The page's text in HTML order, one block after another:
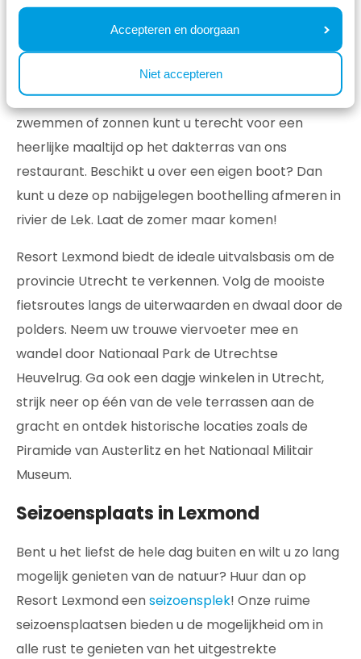
Accepteren en doorgaan
Niet accepteren
Voor de optimale vakantiebeleving biedt Resort
Lexmond een heerlijk buitenzwembad. Ook de
kleinsten kunnen zich tijdens een warme zomerdag
goed vermaken in het kinderbad. Na een middagje
zwemmen of zonnen kunt u terecht voor een
heerlijke maaltijd op het dakterras van ons
restaurant. Beschikt u over een eigen boot? Dan
kunt u deze op nabijgelegen boothelling afmeren in
rivier de Lek. Laat de zomer maar komen!
Resort Lexmond biedt de ideale uitvalsbasis om de
provincie Utrecht te verkennen. Volg de mooiste
fietsroutes langs de uiterwaarden en dwaal door de
polders. Neem uw trouwe viervoeter mee en
wandel door Nationaal Park de Utrechtse
Heuvelrug. Ga ook een dagje winkelen in Utrecht,
strijk neer op één van de vele terrassen aan de
gracht en ontdek historische locaties zoals de
Piramide van Austerlitz en het Nationaal Militair
Museum.
Seizoensplaats in Lexmond
Bent u het liefst de hele dag buiten en wilt u zo lang
mogelijk genieten van de natuur? Huur dan op
Resort Lexmond eenseizoensplek! Onze ruime
seizoensplaatsen bieden u de mogelijkheid om in
alle rust te genieten van het uitgestrekte